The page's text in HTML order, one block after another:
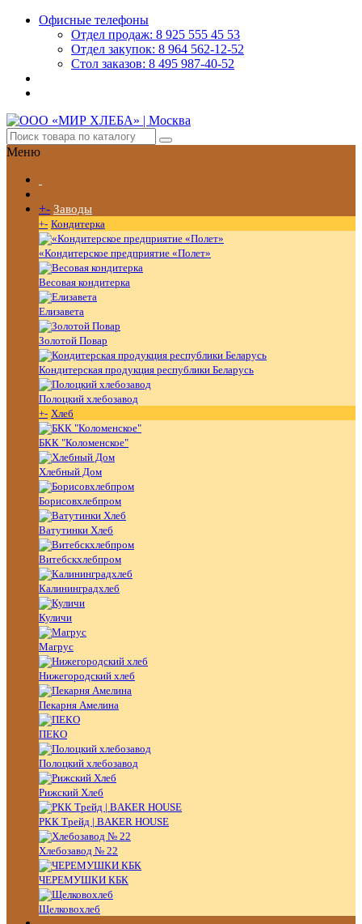
Офисные телефоны
Отдел продаж: 8 925 555 45 53
Отдел закупок: 8 964 562-12-52
Стол заказов: 8 495 987-40-52
Меню
+- Заводы
+- Кондитерка
«Кондитерское предприятие «Полет»
Весовая кондитерка
Елизавета
Золотой Повар
Кондитерская продукция республики Беларусь
Полоцкий хлебозавод
+- Хлеб
БКК "Коломенское"
Хлебный Дом
Борисовхлебпром
Ватутинки Хлеб
Витебскхлебпром
Калининградхлеб
Куличи
Магрус
Нижегородский хлеб
Пекарня Амелина
ПЕКО
Полоцкий хлебозавод
Рижский Хлеб
РКК Трейд | BAKER HOUSE
Хлебозавод № 22
ЧЕРЕМУШКИ КБК
Щелковохлеб